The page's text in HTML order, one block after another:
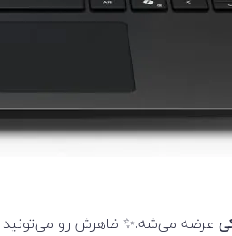
عرضه می‌شه.✨ ظاهرش رو می‌تونید